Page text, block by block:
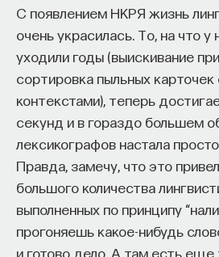
С появлением НКРЯ жизнь
очень украсилась. То, на что у
уходили годы (выискивание
сортировка пыльных
контекстами), теперь
секунд и в гораздо большем
лексикографов настала
Правда, замечу, что это
большого количества
выполненных по принципу
прогоняешь какое-нибудь
и готово дело. А там есть еще
КУРС
Наука сна: как
своим сном
СОХРАНИТЬ
то есть он не разбит на годы.
летописание. Дело в том, что
языке слово «летописание» не
предполагало
«Деяния апостолов» тоже
хотя при всем желании в
вы не найдете ни одной даты.
Самое интересное — когда
даты в тексте «Повести
Александрович Шахматов
даты были вставлены задним